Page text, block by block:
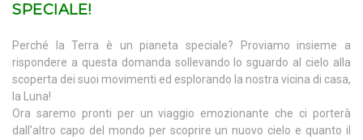
SPECIALE!
Perché la Terra è un pianeta speciale? Proviamo insieme a
rispondere a questa domanda sollevando lo sguardo al cielo alla
scoperta dei suoi movimenti ed esplorando la nostra vicina di casa,
la Luna!
Ora saremo pronti per un viaggio emozionante che ci porterà
dall’altro capo del mondo per scoprire un nuovo cielo e quanto il